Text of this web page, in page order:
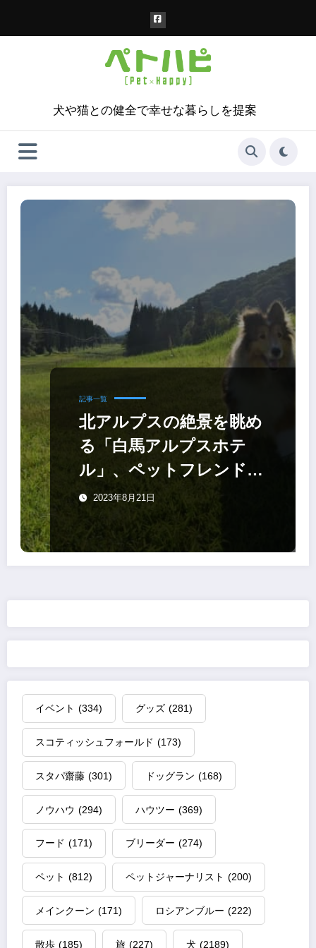
犬や猫との健全で幸せな暮らしを提案
記事一覧
北アルプスの絶景を眺め
る「白馬アルプスホテ
ル」、ペットフレンドリ
ー・リゾート化へ
2023年8月21日
イベント (334) グッズ (281)
スコティッシュフォールド (173)
スタパ齋藤 (301) ドッグラン (168)
ノウハウ (294) ハウツー (369)
フード (171) ブリーダー (274)
ペット (812) ペットジャーナリスト (200)
メインクーン (171) ロシアンブルー (222)
散歩 (185) 旅 (227) 犬 (2189)